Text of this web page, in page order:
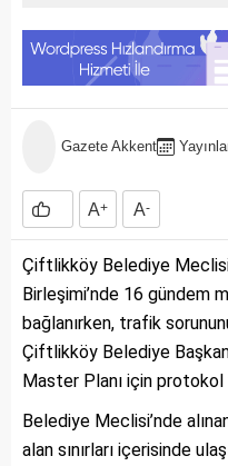
Gazete Akkent
A+ A-
Çiftlikköy Belediye
Birleşimi’nde 16 gündem
bağlanırken, trafik
Çiftlikköy Belediye
Master Planı için protokol
Belediye Meclisi’nde
alan sınırları içerisinde